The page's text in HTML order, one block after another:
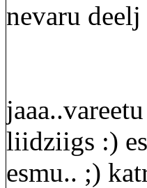
nevaru
liidziigs :)
esmu.. ;)